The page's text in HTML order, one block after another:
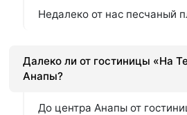
Недалеко от нас песчаный
Далеко ли от гостиницы «На
Анапы?
До центра Анапы от